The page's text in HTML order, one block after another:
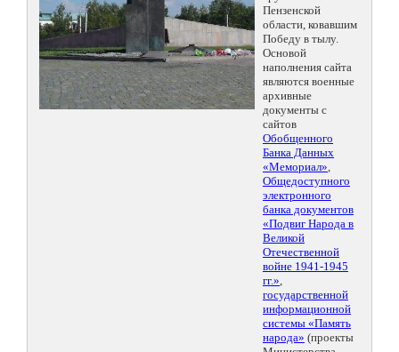
Пензенской
области, ковавшим
Победу в тылу.
Основой
наполнения сайта
являются военные
архивные
документы с
сайтов
Обобщенного
Банка Данных
«Мемориал»,
Общедоступного
электронного
банка документов
«Подвиг Народа в
Великой
Отечественной
войне 1941-1945
гг.»,
государственной
информационной
системы «Память
народа» (проекты